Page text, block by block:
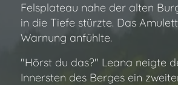
Felsplateau nahe der alten
in die Tiefe stürzte. Das
Warnung anfühlte.
"Hörst du das?" Leana neigte
Innersten des Berges ein